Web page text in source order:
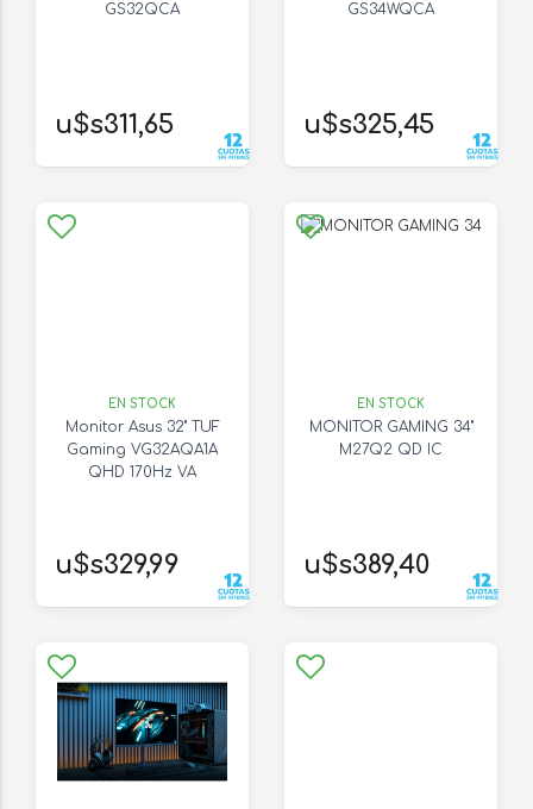
GS32QCA
u$s311,65
GS34WQCA
u$s325,45
EN STOCK
Monitor Asus 32" TUF
Gaming VG32AQA1A
QHD 170Hz VA
u$s329,99
EN STOCK
MONITOR GAMING 34"
M27Q2 QD IC
u$s389,40